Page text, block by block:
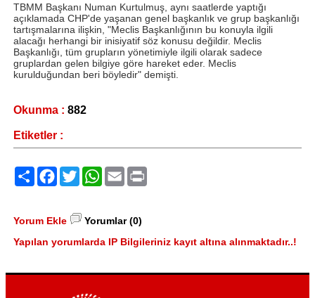
TBMM Başkanı Numan Kurtulmuş, aynı saatlerde yaptığı
açıklamada CHP'de yaşanan genel başkanlık ve grup başkanlığı
tartışmalarına ilişkin, "Meclis Başkanlığının bu konuyla ilgili
alacağı herhangi bir inisiyatif söz konusu değildir. Meclis
Başkanlığı, tüm grupların yönetimiyle ilgili olarak sadece
gruplardan gelen bilgiye göre hareket eder. Meclis
kurulduğundan beri böyledir" demişti.
Okunma : 882
Etiketler :
PaylaşFacebook
TwitterWhatsApp
Email
Yorum Ekle
Yorumlar (0)
Yapılan yorumlarda IP Bilgileriniz kayıt altına alınmaktadır..!